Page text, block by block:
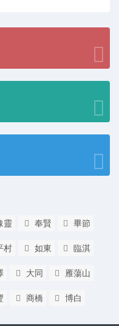
靈 奉賢 畢節
村 如東 臨淇
大同 雁蕩山
商橋 博白